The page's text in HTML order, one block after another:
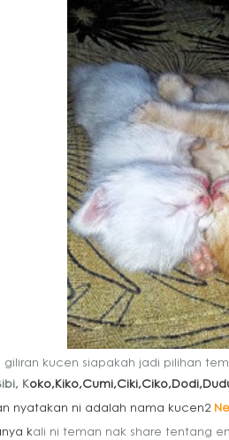
giliran kucen siapakah jadi pilihan
K
nyatakan ni adalah nama kucen2
kali ni teman nak share tentang